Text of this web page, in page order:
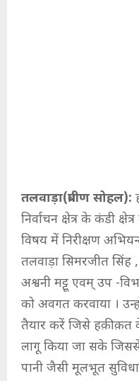
तलवाड़ा(प्रवीण सोहल):
निर्वाचन क्षेत्र के कंडी
विषय में निरीक्षण
तलवाड़ा सिमरजीत सिंह
अश्वनी मट्टू एवम् उप -
को अवगत करवाया ।
तैयार करें जिसे हक़ीक़त
लागू किया जा सके
पानी जैसी मूलभूत